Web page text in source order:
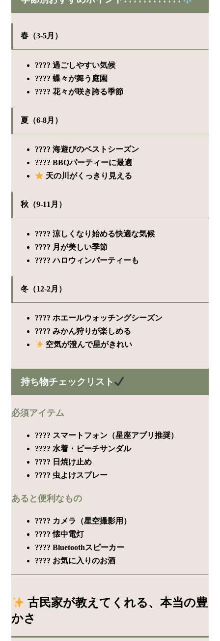
春（3-5月）
???? 過ごしやすい気候
???? 蝶々が舞う庭園
???? 花々が咲き誇る季節
夏（6-8月）
????️ 海遊びのベストシーズン
???? BBQパーティーに最適
天の川がくっきり見える
秋（9-11月）
???? 涼しくなり始める快適な気候
???? 月が美しい季節
???? ハロウィンパーティーも
冬（12-2月）
???? ホエールウォッチングシーズン
???? みかん狩りが楽しめる
空気が澄んで星がきれい
持ち物チェックリスト
必須アイテム
???? スマートフォン（星座アプリ推奨）
???? 水着・ビーチサンダル
???? 日焼け止め
???? 虫よけスプレー
あると便利なもの
???? カメラ（星空撮影用）
???? 懐中電灯
???? Bluetoothスピーカー
???? お気に入りのお酒
古民家が教えてくれる、本当の豊
かさ